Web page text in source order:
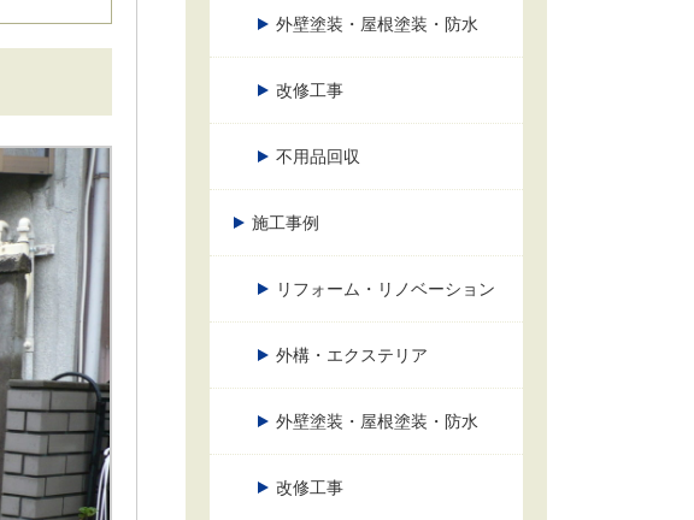
外壁塗装・屋根塗装・防水
改修工事
不用品回収
施工事例
リフォーム・リノベーション
外構・エクステリア
外壁塗装・屋根塗装・防水
改修工事